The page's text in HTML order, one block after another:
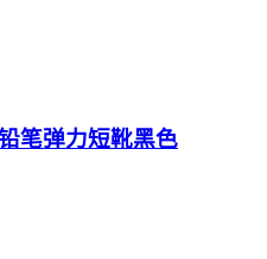
笔弹力短靴黑色